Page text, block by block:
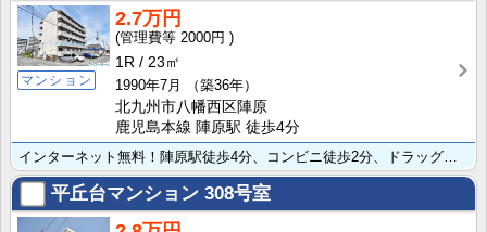
マンション
2.7万円
2000円
1R
23㎡
1990年7月
（築36年）
北九州市八幡西区陣原
鹿児島本線 陣原駅 徒歩4分
平丘台マンション 308号室